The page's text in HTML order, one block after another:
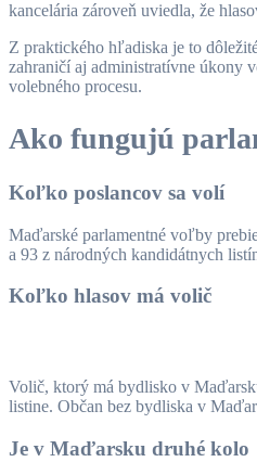
kancelária zároveň uviedla, že
Z praktického hľadiska je to
zahraničí aj administratívne úkony
volebného procesu.
Ako fungujú
Koľko poslancov sa volí
Maďarské parlamentné voľby
a 93 z národných kandidátnych
Koľko hlasov má volič
Volič, ktorý má bydlisko v
listine. Občan bez bydliska v
Je v Maďarsku druhé kolo